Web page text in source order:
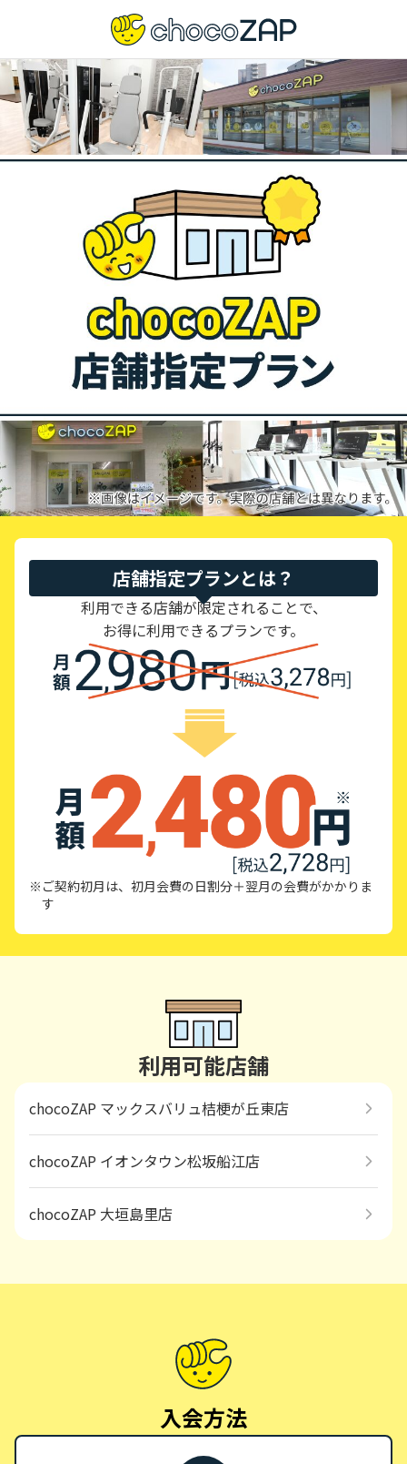
店舗指定プランとは？
利用できる店舗が限定されることで、
お得に利用できるプランです。
※ご契約初月は、初月会費の日割分＋翌月の会費がかかりま
す
利用可能店舗
chocoZAP マックスバリュ桔梗が丘東店
chocoZAP イオンタウン松坂船江店
chocoZAP 大垣島里店
入会方法